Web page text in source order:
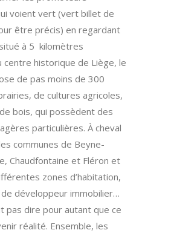
voient vert (vert billet de
être précis) en regardant
à 5 kilomètres
centre historique de Liège, le
de pas moins de 300
de cultures agricoles,
bois, qui possèdent des
particulières. À cheval
communes de Beyne-
Chaudfontaine et Fléron et
zones d’habitation,
développeur immobilier…
pas dire pour autant que ce
réalité. Ensemble, les